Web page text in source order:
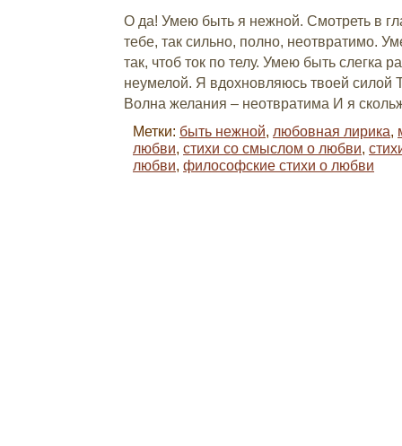
О да! Умею быть я нежной. Смотреть в
тебе, так сильно, полно, неотвратимо.
так, чтоб ток по телу. Умею быть слегка
неумелой. Я вдохновляюсь твоей силой
Волна желания – неотвратима И я
Метки: быть нежной, любовная лирика,
любви, стихи со смыслом о любви,
любви, философские стихи о любви